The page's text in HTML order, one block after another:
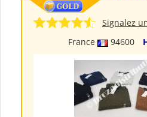
France 94600
Signalez